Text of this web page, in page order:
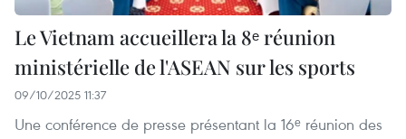
Le Vietnam accueillera la 8ᵉ réunion
ministérielle de l'ASEAN sur les sports
09/10/2025 11:37
Une conférence de presse présentant la 16ᵉ réunion des